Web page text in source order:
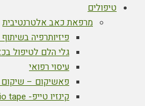
טיפולים
מרפאת כאב אלטרנטיבית
פיזיותרפיה
גלי הלם לטיפול
עיסוי רפואי
פאשיקום – שיקום
קינזיו טייפ- kinesio tape